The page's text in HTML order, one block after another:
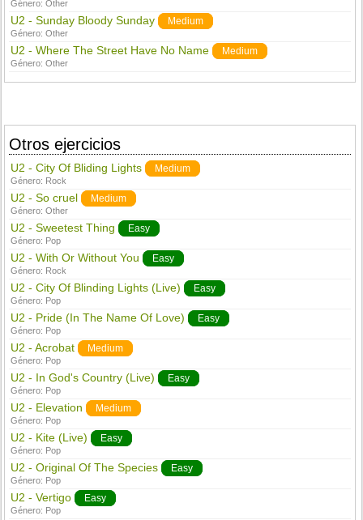
Género:Other
U2 - Sunday Bloody Sunday Medium
Género:Other
U2 - Where The Street Have No Name Medium
Género:Other
Otros ejercicios
U2 - City Of Bliding Lights Medium
Género: Rock
U2 - So cruel Medium
Género:Other
U2 - Sweetest Thing Easy
Género: Pop
U2 - With Or Without You Easy
Género: Rock
U2 - City Of Blinding Lights (Live) Easy
Género: Pop
U2 - Pride (In The Name Of Love) Easy
Género: Pop
U2 - Acrobat Medium
Género: Pop
U2 - In God's Country (Live) Easy
Género: Pop
U2 - Elevation Medium
Género: Pop
U2 - Kite (Live) Easy
Género: Pop
U2 - Original Of The Species Easy
Género: Pop
U2 - Vertigo Easy
Género: Pop